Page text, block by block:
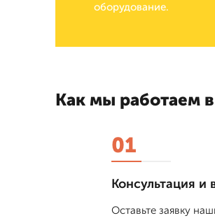
оборудование.
Как мы работаем в
01
Консультация и
Оставьте заявку